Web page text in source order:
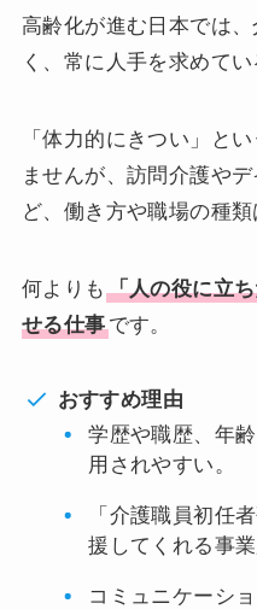
高齢化が進む日本では
く、常に人手を求めてい
「体力的にきつい」と
ませんが、訪問介護や
ど、働き方や職場の種類
何よりも 「人の役に立
せる仕事です。
おすすめ理由
学歴や職歴、年
用されやすい。
「介護職員初任
援してくれる事業
コミュニケーシ